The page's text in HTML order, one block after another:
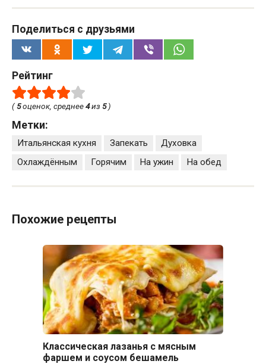
Поделиться с друзьями
Рейтинг
(5оценок, среднее4из 5)
Метки:
Итальянская кухня Запекать
Духовка
Охлаждённым
Горячим На ужин На обед
Похожие рецепты
Классическая лазанья с мясным
фаршем и соусом бешамель